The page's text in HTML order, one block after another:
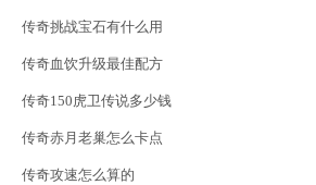
传奇挑战宝石有什么用
传奇血饮升级最佳配方
传奇150虎卫传说多少钱
传奇赤月老巢怎么卡点
传奇攻速怎么算的